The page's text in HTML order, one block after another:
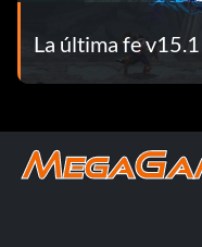
La última fe